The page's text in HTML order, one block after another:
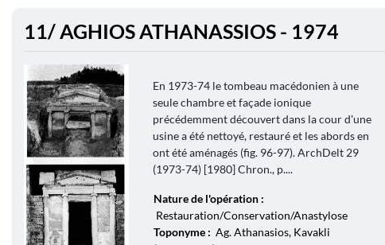
11/ AGHIOS ATHANASSIOS - 1974
En 1973-74 le tombeau macédonien à une
seule chambre et façade ionique
précédemment découvert dans la cour d'une
usine a été nettoyé, restauré et les abords en
ont été aménagés (fig. 96-97). ArchDelt 29
(1973-74) [1980] Chron., p....
Nature de l'opération :
Restauration/Conservation/Anastylose
Toponyme : Ag. Athanasios, Kavakli